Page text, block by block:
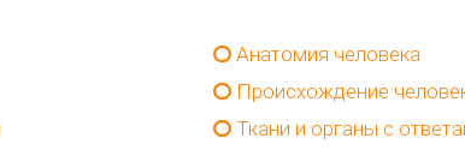
Анатомия человека
Происхождение
Ткани и органы с